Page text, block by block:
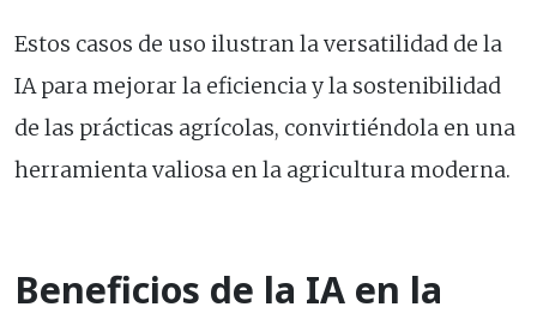
Estos casos de uso ilustran la versatilidad de la
IA para mejorar la eficiencia y la sostenibilidad
de las prácticas agrícolas, convirtiéndola en una
herramienta valiosa en la agricultura moderna.
Beneficios de la IA en la